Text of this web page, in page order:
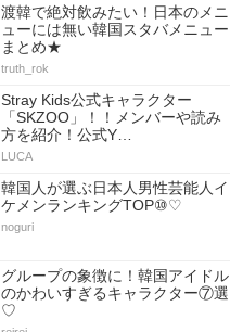
渡韓で絶対飲みたい！日本のメニ
ューには無い韓国スタバメニュー
まとめ★
truth_rok
Stray Kids公式キャラクター
「SKZOO」！！メンバーや読み
方を紹介！公式Y…
LUCA
韓国人が選ぶ日本人男性芸能人イ
ケメンランキングTOP⑩♡
noguri
グループの象徴に！韓国アイドル
のかわいすぎるキャラクター⑦選
♡